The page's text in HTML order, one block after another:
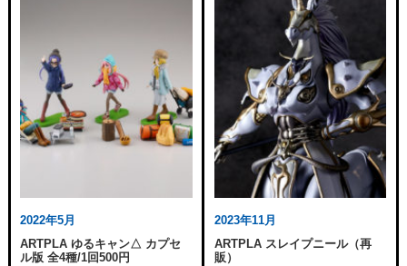
2022年5月
ARTPLA ゆるキャン△ カプセ
ル版 全4種/1回500円
2023年11月
ARTPLA スレイプニール（再
販）